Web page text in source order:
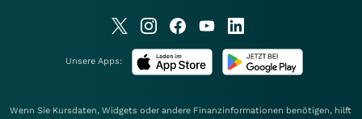
Unsere Apps:
Wenn Sie Kursdaten, Widgets oder andere Finanzinformationen benötigen, hilft